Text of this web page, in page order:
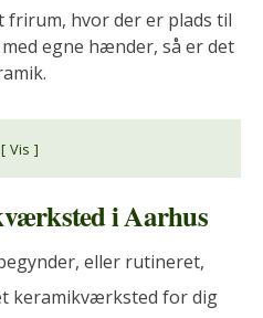
frirum, hvor der er plads til
egne hænder, så er det
Vis
i Aarhus
eller rutineret,
keramikværksted for dig